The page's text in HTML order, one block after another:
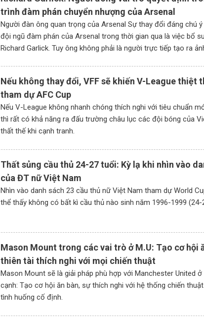
trình đàm phán chuyển nhượng của Arsenal
Người đàn ông quan trọng của Arsenal Sự thay đổi đáng chú
đội ngũ đàm phán của Arsenal trong thời gian qua là việc bổ
Richard Garlick. Tuy ông không phải là người trực tiếp tạo ra
Nếu không thay đổi, VFF sẽ khiến V-League thiệt
tham dự AFC Cup
Nếu V-League không nhanh chóng thích nghi với tiêu chuẩn
thì rất có khả năng ra đấu trường châu lục các đội bóng của
thất thế khi cạnh tranh.
Thất sủng cầu thủ 24-27 tuổi: Kỳ lạ khi nhìn vào
của ĐT nữ Việt Nam
Nhìn vào danh sách 23 cầu thủ nữ Việt Nam tham dự World
thể thấy không có bất kì cầu thủ nào sinh năm 1996-1999 (24-
Mason Mount trong các vai trò ở M.U: Tạo cơ hội
thiên tài thích nghi với mọi chiến thuật
Mason Mount sẽ là giải pháp phù hợp với Manchester United
cạnh: Tạo cơ hội ăn bàn, sự thích nghi với hệ thống chiến
tình huống cố định.